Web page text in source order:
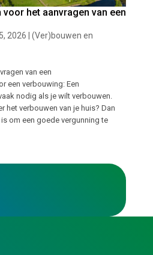
het aanvragen van een
2026
(Ver)bouwen en
van een
een verbouwing: Een
nodig als je wilt verbouwen.
het verbouwen van je huis? Dan
om een goede vergunning te